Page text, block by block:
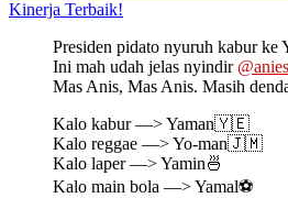
Kinerja Terbaik!
Presiden pidato nyuruh kabur ke
Ini mah udah jelas nyindir
Mas Anis, Mas Anis. Masih
Kalo kabur —> Yaman🇾🇪
Kalo reggae —> Yo-man🇯🇲
Kalo laper —> Yamin🍜
Kalo main bola —> Yamal⚽